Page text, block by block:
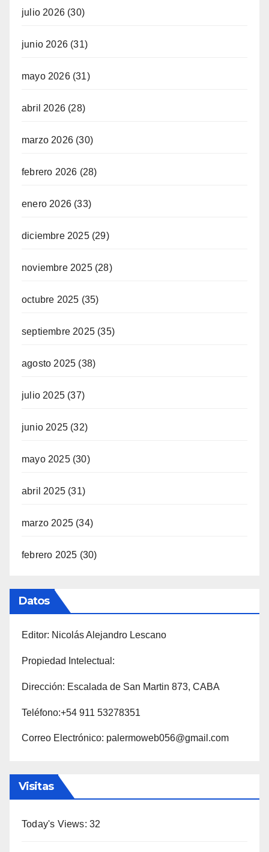
julio 2026 (30)
junio 2026 (31)
mayo 2026(31)
abril 2026 (28)
marzo 2026 (30)
febrero 2026 (28)
enero 2026 (33)
diciembre 2025(29)
noviembre 2025(28)
octubre 2025 (35)
septiembre 2025 (35)
agosto 2025 (38)
julio 2025 (37)
junio 2025 (32)
mayo 2025(30)
abril 2025 (31)
marzo 2025 (34)
febrero 2025 (30)
Datos
Editor: Nicolás Alejandro Lescano
Propiedad Intelectual:
Dirección: Escalada de San Martin 873, CABA
Teléfono:+54 911 53278351
Correo Electrónico: palermoweb056@gmail.com
Visitas
Today's Views: 32